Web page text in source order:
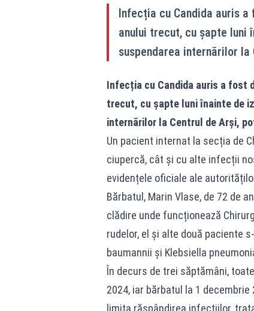
Infecția cu Candida auris
anului trecut, cu șapte luni
suspendarea internărilor
Infecția cu Candida auris a fost
trecut, cu șapte luni înainte de
internărilor la Centrul de Arși,
Un pacient internat la secția de
ciupercă, cât și cu alte infecții
evidențele oficiale ale
Bărbatul, Marin Vlase, de 72 de
clădire unde funcționează
rudelor, el și alte două paciente
baumannii și Klebsiella
În decurs de trei săptămâni,
2024, iar bărbatul la 1
limita răspândirea infecțiilor,